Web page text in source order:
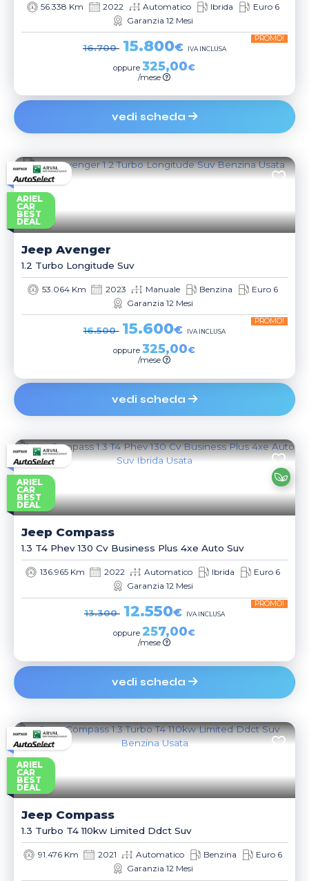
56.338 Km 2022 Automatico Ibrida
Euro 6
Garanzia 12 Mesi
16.700 15.800€
PROMO!
IVA INCLUSA
oppure325,00€
/mese
vedi scheda
ARIEL
CAR
BEST
DEAL
Jeep Avenger
1.2 Turbo Longitude Suv
53.064 Km 2023 Manuale Benzina
Euro 6
Garanzia 12 Mesi
16.500 15.600€
PROMO!
IVA INCLUSA
oppure325,00€
/mese
vedi scheda
ARIEL
CAR
BEST
DEAL
Jeep Compass
1.3 T4 Phev 130 Cv Business Plus 4xe Auto Suv
136.965 Km 2022 Automatico Ibrida
Euro 6
Garanzia 12 Mesi
13.300 12.550€
PROMO!
IVA INCLUSA
oppure 257,00€
/mese
vedi scheda
ARIEL
CAR
BEST
DEAL
Jeep Compass
1.3 Turbo T4 110kw Limited Ddct Suv
91.476 Km 2021 Automatico Benzina
Euro 6
Garanzia 12 Mesi